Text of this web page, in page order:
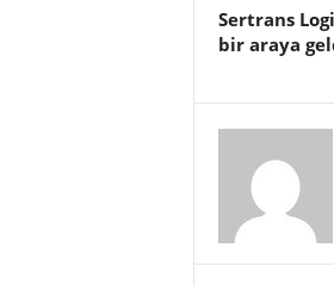
Sertrans
bir araya